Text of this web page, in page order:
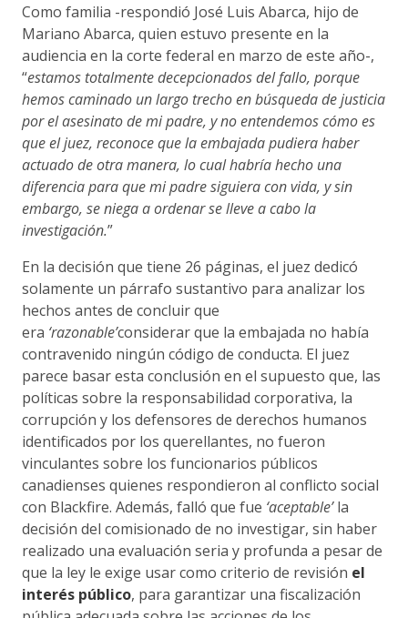
Como familia -respondió José Luis Abarca, hijo de
Mariano Abarca, quien estuvo presente en la
audiencia en la corte federal en marzo de este año-,
“estamos totalmente decepcionados del fallo, porque
hemos caminado un largo trecho en búsqueda de justicia
por el asesinato de mi padre, y no entendemos cómo es
que el juez, reconoce que la embajada pudiera haber
actuado de otra manera, lo cual habría hecho una
diferencia para quemi padre siguiera con vida, y sin
embargo, se niega a ordenar se lleve a cabo la
investigación.”
En la decisión que tiene 26 páginas, el juez dedicó
solamente un párrafo sustantivo para analizar los
hechos antes de concluir que
era ‘razonable’considerar que la embajada no había
contravenido ningún código de conducta. El juez
parece basar esta conclusión en el supuesto que, las
políticas sobre la responsabilidad corporativa, la
corrupción y los defensores de derechos humanos
identificados por los querellantes, no fueron
vinculantes sobre los funcionarios públicos
canadienses quienes respondieron al conflicto social
con Blackfire. Además, falló que fue ‘aceptable’la
decisión del comisionado de no investigar, sin haber
realizado una evaluación seria y profunda a pesar de
que la ley le exige usar como criterio de revisión el
interés público, para garantizar una fiscalización